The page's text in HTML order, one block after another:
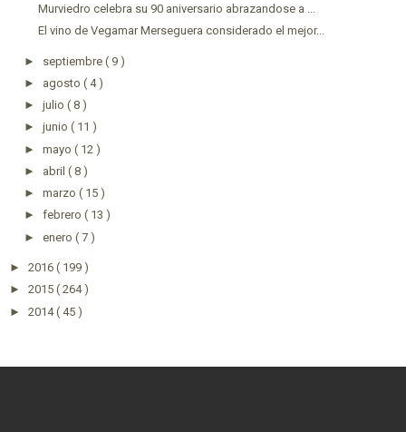
Murviedro celebra su 90 aniversario abrazandose a ...
El vino de Vegamar Merseguera considerado el mejor...
► septiembre ( 9 )
► agosto ( 4 )
► julio ( 8 )
► junio ( 11 )
► mayo ( 12 )
► abril ( 8 )
► marzo ( 15 )
► febrero ( 13 )
► enero ( 7 )
► 2016 ( 199 )
► 2015 ( 264 )
► 2014( 45 )